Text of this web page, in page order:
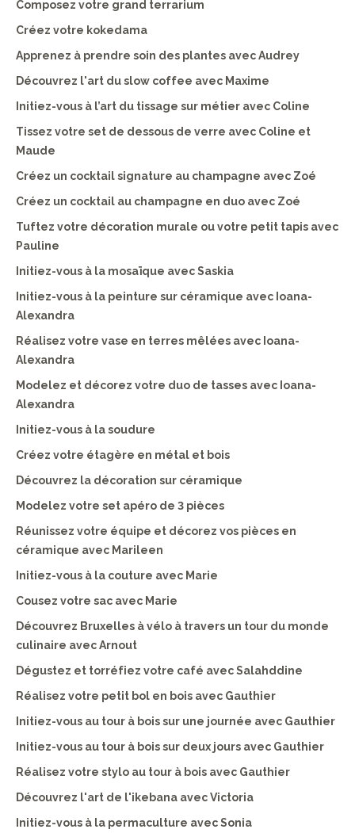
Composez votre grand terrarium
Créez votre kokedama
Apprenez à prendre soin des plantes avec Audrey
Découvrez l'art du slow coffee avec Maxime
Initiez-vous à l’art du tissage sur métier avec Coline
Tissez votre set de dessous de verre avec Coline et
Maude
Créez un cocktail signature au champagne avec Zoé
Créez un cocktail au champagne en duo avec Zoé
Tuftez votre décoration murale ou votre petit tapis avec
Pauline
Initiez-vous à la mosaïque avec Saskia
Initiez-vous à la peinture sur céramique avec Ioana-
Alexandra
Réalisez votre vase en terres mêlées avec Ioana-
Alexandra
Modelez et décorez votre duo de tasses avec Ioana-
Alexandra
Initiez-vous à la soudure
Créez votre étagère en métal et bois
Découvrez la décoration sur céramique
Modelez votre set apéro de 3 pièces
Réunissez votre équipe et décorez vos pièces en
céramique avec Marileen
Initiez-vous à la couture avec Marie
Cousez votre sac avec Marie
Découvrez Bruxelles à vélo à travers un tour du monde
culinaire avec Arnout
Dégustez et torréfiez votre café avec Salahddine
Réalisez votre petit bol en bois avec Gauthier
Initiez-vous au tour à bois sur une journée avec Gauthier
Initiez-vous au tour à bois sur deux jours avec Gauthier
Réalisez votre stylo au tour à bois avec Gauthier
Découvrez l'art de l'ikebana avec Victoria
Initiez-vous à la permaculture avec Sonia